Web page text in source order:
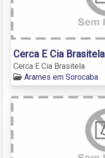
Cerca E Cia Brasitela
Cerca E Cia Brasitela
Arames em Sorocaba